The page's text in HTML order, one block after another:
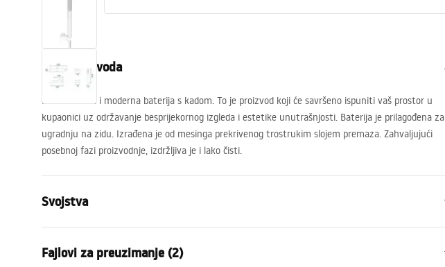
Opis proizvoda
Funkcionalna i moderna baterija s kadom. To je proizvod koji će savršeno ispuniti vaš prostor u
kupaonici uz održavanje besprijekornog izgleda i estetike unutrašnjosti. Baterija je prilagođena za
ugradnju na zidu. Izrađena je od mesinga prekrivenog trostrukim slojem premaza. Zahvaljujući
posebnoj fazi proizvodnje, izdržljiva je i lako čisti.
Svojstva
Način montaže
Fajlovi za preuzimanje (2)